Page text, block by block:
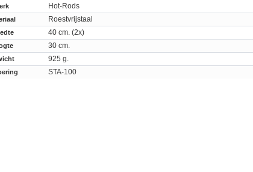
Hot-Rods
Roestvrijstaal
40 cm. (2x)
30 cm.
925 g.
STA-100